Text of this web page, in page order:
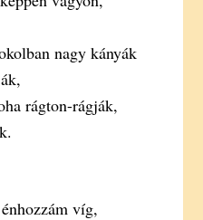
nagy kányák
rágton-rágják,
víg,